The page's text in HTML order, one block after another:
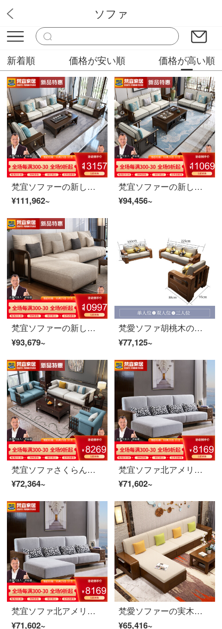
バソラブ
ソファ
新着順 価格が安い順 価格が高い順
梵宜ソファーの新しい中国式の実木布芸皮のソファーのシングル席1+2+3セットのリビングルームの大きさと豪華さを兼ね備えた高贵妃の角にあるソファの逸品家具【皮芸座布団】1+2+3
¥111,962~
梵宜ソファーの新しい中国式の実木布芸皮のソファーのシングル席1+2+3セットのリビングルームの大きさと豪華さを兼ね備えた高贵妃の回転角度のソファーの逸品家具【皮芸クッション】ペア+貴妃位+シングル位
¥94,456~
梵宜ソファーの新しい中国式の実木布芸皮のソファーのシングル席1+2+3セットのリビングルームの大きさと豪華さを兼ね備えた高贵妃の角にあるソファの逸品家具【皮芸座布団】1+2+3
¥93,679~
梵愛ソファ胡桃木の実木ソファ全実木布芸ソファ1+2+3セットのソファーのリビングルームの角のソファーには、リビングルームの家具のシングル席+2人の席+3人の色備考
¥77,125~
梵宜ソファさくらんぼの木の実木ソファアメリカ式の軽い豪華客間ソファの3人のサイズの部屋型ソファ1+2+3セットの客間の逸品家具A 15521853;シングルの位+ツインの位+3人の位
¥72,364~
梵宜ソファ北アメリカ黒胡桃の木の実木ソファ1+2+3セットの布芸単双三人のソファーの大きさと部屋型のアメリカンソファが簡単にリビングの家具を予約します。8 W 10の三人の位+貴妃北米の黒胡桃の木
¥71,602~
梵宜ソファ北アメリカ黒胡桃の木の実木ソファ1+2+3セットの布芸単双三人のソファーの大きさと部屋型のアメリカンソファが簡単にリビングの家具を予約します。8 W 10の三人の位+貴妃北米の黒胡桃の木
¥71,602~
梵愛ソファーの実木ソファ全実木布芸ソファーセットの収納機能付きリビング家具ペア+足踏み+ダブル手すりシングルルーム+茶何+テレビキャビネットの収納ソファ
¥65,416~